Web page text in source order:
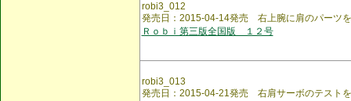
robi3_012
発売日：2015-04-14発売 右上腕に肩のパーツ
Ｒｏｂｉ第三版全国版 １２号
robi3_013
発売日：2015-04-21発売 右肩サーボのテスト